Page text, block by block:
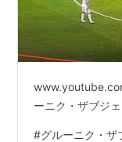
ーニク・ザブジ
#グルーニク・ザ